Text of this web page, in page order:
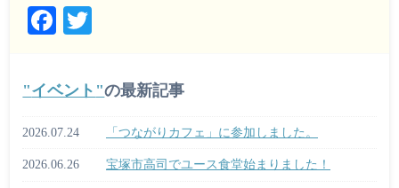
Fa
bo
ok
tte
r
イベント の最新記事
2026.07.24 「つながりカフェ」に参加しました。
2026.06.26 宝塚市高司でユース食堂始まりました！